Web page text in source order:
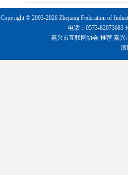
Copyright © 2003-2026 Zhejiang Federation of
电话：0573-82073683
嘉兴市互联网协会 推荐嘉兴
浙